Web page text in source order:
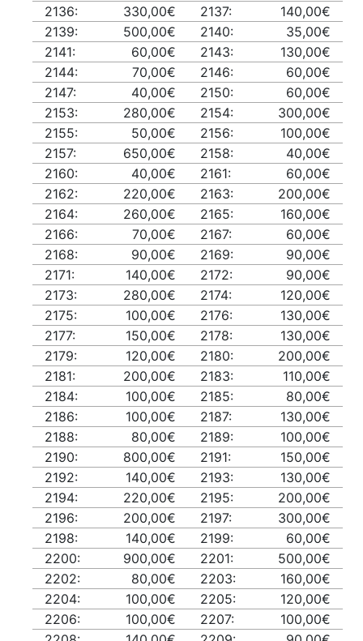
2136:
330,00€ 2137:
140,00€
2139:
500,00€ 2140:
35,00€
2141:
60,00€ 2143:
130,00€
2144:
70,00€ 2146:
60,00€
2147:
40,00€ 2150:
60,00€
2153:
280,00€ 2154:
300,00€
2155:
50,00€ 2156:
100,00€
2157:
650,00€ 2158:
40,00€
2160:
40,00€ 2161:
60,00€
2162:
220,00€ 2163:
200,00€
2164:
260,00€ 2165:
160,00€
2166:
70,00€ 2167:
60,00€
2168:
90,00€ 2169:
90,00€
2171:
140,00€ 2172:
90,00€
2173:
280,00€ 2174:
120,00€
2175:
100,00€ 2176:
130,00€
2177:
150,00€ 2178:
130,00€
2179:
120,00€ 2180:
200,00€
2181:
200,00€ 2183:
110,00€
2184:
100,00€ 2185:
80,00€
2186:
100,00€ 2187:
130,00€
2188:
80,00€ 2189:
100,00€
2190:
800,00€ 2191:
150,00€
2192:
140,00€ 2193:
130,00€
2194:
220,00€ 2195:
200,00€
2196:
200,00€ 2197:
300,00€
2198:
140,00€ 2199:
60,00€
2200:
900,00€ 2201:
500,00€
2202:
80,00€ 2203:
160,00€
2204:
100,00€ 2205:
120,00€
2206:
100,00€ 2207:
100,00€